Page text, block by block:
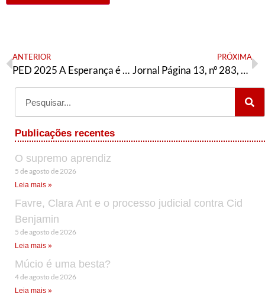
ANTERIOR
PED 2025 A Esperança é vermelha SP – Jandyra Uehara presidenta
PRÓXIMA
Jornal Página 13, nº 283, Julho/2025
Publicações recentes
O supremo aprendiz
5 de agosto de 2026
Leia mais »
Favre, Clara Ant e o processo judicial contra Cid
Benjamin
5 de agosto de 2026
Leia mais »
Múcio é uma besta?
4 de agosto de 2026
Leia mais »